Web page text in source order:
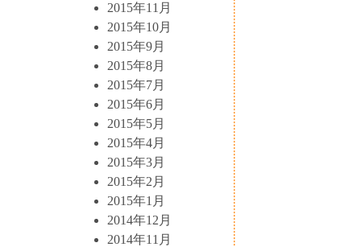
2015年11月
2015年10月
2015年9月
2015年8月
2015年7月
2015年6月
2015年5月
2015年4月
2015年3月
2015年2月
2015年1月
2014年12月
2014年11月